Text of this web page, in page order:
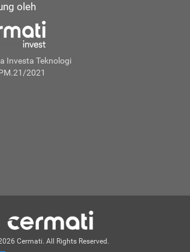
oleh
Investa Teknologi
2021
Cermati. All Rights Reserved.